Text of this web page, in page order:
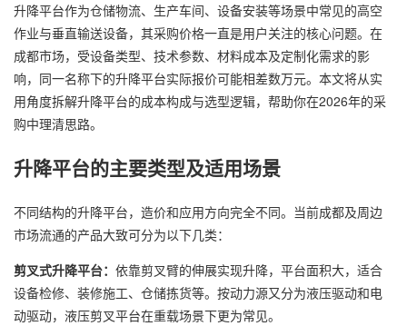
升降平台作为仓储物流、生产车间、设备安装等场景中常见的高空
作业与垂直输送设备，其采购价格一直是用户关注的核心问题。在
成都市场，受设备类型、技术参数、材料成本及定制化需求的影
响，同一名称下的升降平台实际报价可能相差数万元。本文将从实
用角度拆解升降平台的成本构成与选型逻辑，帮助你在2026年的采
购中理清思路。
升降平台的主要类型及适用场景
不同结构的升降平台，造价和应用方向完全不同。当前成都及周边
市场流通的产品大致可分为以下几类：
剪叉式升降平台： 依靠剪叉臂的伸展实现升降，平台面积大，适合
设备检修、装修施工、仓储拣货等。按动力源又分为液压驱动和电
动驱动，液压剪叉平台在重载场景下更为常见。